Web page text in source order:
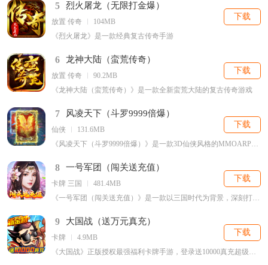
5 烈火屠龙（无限打金爆）
放置 传奇
104MB
《烈火屠龙》是一款经典复古传奇手游
下载
6 龙神大陆（蛮荒传奇）
放置 传奇
90.2MB
《龙神大陆（蛮荒传奇）》是一款全新蛮荒大陆的复古传奇游戏
下载
7 风凌天下（斗罗9999倍爆）
仙侠
131.6MB
《风凌天下（斗罗9999倍爆）》是一款3D仙侠风格的MMOARPG类型手机游戏
下载
8 一号军团（闯关送充值）
卡牌 三国
481.4MB
《一号军团（闯关送充值）》是一款以三国时代为背景，深刻打造放置养成的游戏大作
下载
9 大国战（送万元真充）
卡牌
4.9MB
《大国战》正版授权最强福利卡牌手游，登录送10000真充超级福利！
下载